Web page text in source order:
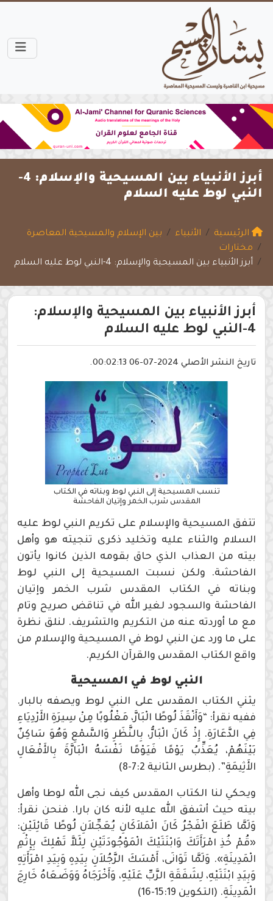
أبرز الأنبياء بين المسيحية والإسلام: 4-
النبي لوط عليه السلام
الرئيسية الأنبياء
بين الإسلام والمسيحية المعاصرة
مختارات
أبرز الأنبياء بين المسيحية والإسلام: 4-النبي لوط عليه السلام
أبرز الأنبياء بين المسيحية والإسلام:
4-النبي لوط عليه السلام
تاريخ النشر الأصلي 2024-07-06 00:02:13.
تنسب المسيحية إلى النبي لوط وبناته في الكتاب
المقدس شرب الخمر وإتيان الفاحشة
تتفق المسيحية والإسلام على تكريم النبي لوط عليه
السلام والثناء عليه وتخليد ذكرى تنجيته هو وأهل
بيته من العذاب الذي حاق بقومه الذين كانوا يأتون
الفاحشة. ولكن نسبت المسيحية إلى النبي لوط
وبناته في الكتاب المقدس شرب الخمر وإتيان
الفاحشة والسجود لغير الله في تناقض صريح وتام
مع ما أوردته عنه من التكريم والتشريف. لنلق نظرة
على ما ورد عن النبي لوط في المسيحية والإسلام من
واقع الكتاب المقدس والقرآن الكريم.
النبي لوط في المسيحية
يثني الكتاب المقدس على النبي لوط ويصفه بالبار.
ففيه نقرأ: “وَأَنْقَذَ لُوطًا الْبَارَّ، مَغْلُوبًا مِنْ سِيرَةِ الأَرْدِيَاءِ
فِي الدَّعَارَةِ. إِذْ كَانَ الْبَارُّ، بِالنَّظَرِ وَالسَّمْعِ وَهُوَ سَاكِنٌ
بَيْنَهُمْ، يُعَذِّبُ يَوْمًا فَيَوْمًا نَفْسَهُ الْبَارَّةَ بِالأَفْعَالِ
الأَثِيمَةِ”. (بطرس الثانية 7:2-8)
ويحكي لنا الكتاب المقدس كيف نجى الله لوطا وأهل
بيته حيث أشفق الله عليه لأنه كان بارا. فنحن نقرأ:
وَلَمَّا طَلَعَ الْفَجْرُ كَانَ الْمَلاَكَانِ يُعَجِّلاَنِ لُوطًا قَائِلَيْنِ:
«قُمْ خُذِ امْرَأَتَكَ وَابْنَتَيْكَ الْمَوْجُودَتَيْنِ لِئَلاَّ تَهْلِكَ بِإِثْمِ
الْمَدِينَةِ». وَلَمَّا تَوَانَى، أَمْسَكَ الرَّجُلاَنِ بِيَدِهِ وَبِيَدِ امْرَأَتِهِ
وَبِيَدِ ابْنَتَيْهِ، لِشَفَقَةِ الرَّبِّ عَلَيْهِ، وَأَخْرَجَاهُ وَوَضَعَاهُ خَارِجَ
الْمَدِينَةِ. (التكوين 15:19-16)